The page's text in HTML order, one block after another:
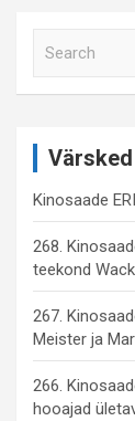
Kinosaade
268.
teekond
267.
Meister ja
266.
hooajad